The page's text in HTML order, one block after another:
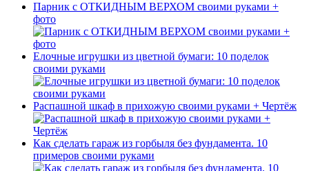
Парник с ОТКИДНЫМ ВЕРХОМ своими руками +
фото
Елочные игрушки из цветной бумаги: 10 поделок
своими руками
Распашной шкаф в прихожую своими руками + Чертёж
Как сделать гараж из горбыля без фундамента. 10
примеров своими руками